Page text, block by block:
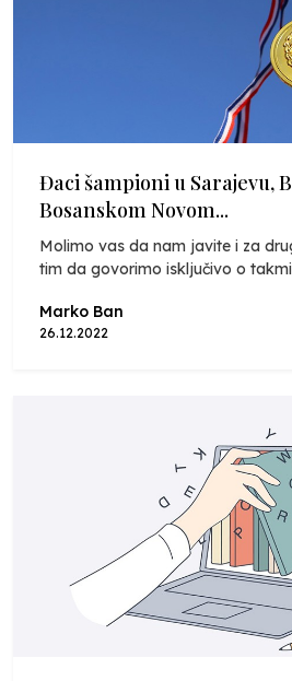
Đaci šampioni u Sarajevu,
Bosanskom Novom...
Molimo vas da nam javite i za
tim da govorimo isključivo o
Marko Ban
26.12.2022